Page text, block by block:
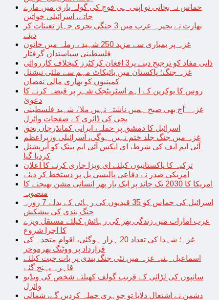
حماس نہ بچاتی تو اپنی ہی فوج کی گولہ باری میں مارے
جاتے، اسرائیلی خواتین
بھارت نے بحیرہ عرب میں 3 جنگی بحری جہاز تعینات کر
دیئے
غزہ پر بمباری سے مزید 250 شہید ، رملہ میں خاتون
فلسطینی سیاستدان گرفتار
ذاتی مفاد کو ترجیح دینے پر3 افغان کرکٹرز کیخلاف کارروائی
غزہ جنگ؛ پاکستان میں بائیکاٹ مہم سے ملٹی نیشنل
کمپنیوں کو بھاری مالی نقصان
روس کا یوکرین کے اہم اسٹریٹجک شہر پر قبضہ کرنے کا
دعویٰ
غزہ: ‘آج بھی صبح ہمیں ناشتہ نہیں ملا’، شہید فلسطینی
بچی کی ڈائری کے صفحات وائرل
اسرائیل کا دمشق پر حملہ، ایرانی کمانڈرجاں بحق
غزہ میں جنگ جلد ختم نہیں ہوگی، اسرائیلی وزیراعظم
آئی ایم ایف کی شرط، ای ایکس آئی ایم بینک کو آپریشنل
کردیا گیا
ترکیہ کا پاکستانیوں کیلئے ای ویزا جاری کرنے کا اعلان
امریکی صدر نے دفاعی پالیسی بل پر دستخط کر دیئے
امریکا کا 2030 تک چاند پر ایک بار پھر انسانی مشن بھیجنے کا
منصوبہ
اسرائیل کی حماس کو 35 قیدیوں کی رہائی کے بدلے 7 روزہ
جنگ بندی کی پیشکش
عرب امارات میں زندگی بھر کی رہائش کیلئے مستقل ویزے
کا اجرا شروع
غزہ؛ شہدا کی تعداد 20 ہزار ہوگئی، اقوام متحدہ کی
قرارداد پر ووٹنگ پھرموخر
اسماعیل ہنیہ غزہ میں نئی جنگ بندی پر بات چیت کیلئے
قاہرہ پہنچ گئے
سانپوں کی لڑائی کے قریب گولف کھیلتے شخص کی ویڈیو
وائرل
دشمن نے اشتعال دلایا تو جوہری حملہ کردیں گے، شمالی